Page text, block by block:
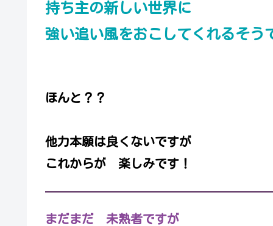
持ち主の新しい世界に
強い追い風をおこしてくれるそう
ほんと？？
他力本願は良くないですが
これからが 楽しみです！
まだまだ 未熟者ですが